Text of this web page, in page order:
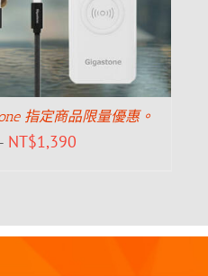
指定商品限量優惠。
NT$1,390